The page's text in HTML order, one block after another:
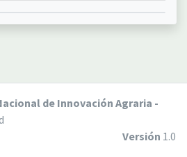
de Innovación Agraria -
Versión 1.0